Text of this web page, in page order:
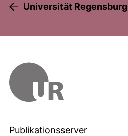
Universität Regensburg
Publikationsserver